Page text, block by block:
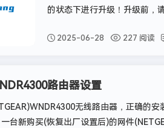
的状态下进行升级！升级前，
2025-06-28 227 阅读
路由器设置
无线路由器，正确的安
台新购买(恢复出厂设置后)的网件